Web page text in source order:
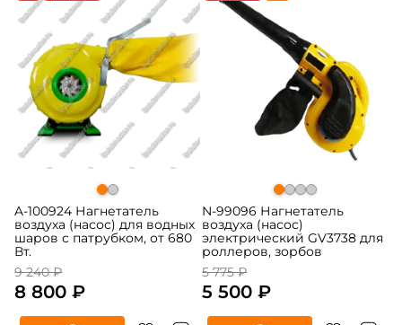
A-100924 Нагнетатель
воздуха (насос) для водных
шаров с патрубком, от 680
Вт.
9 240 ₽
8 800 ₽
N-99096 Нагнетатель
воздуха (насос)
электрический GV3738 для
роллеров, зорбов
5 775 ₽
5 500 ₽